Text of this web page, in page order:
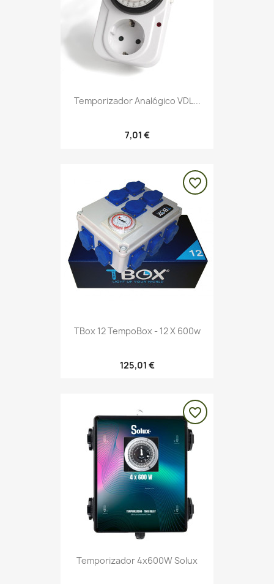
Temporizador Analógico VDL...
7,01 €
TBox 12 TempoBox - 12 X 600w
125,01 €
favorite_border
Temporizador 4x600W Solux
favorite_border